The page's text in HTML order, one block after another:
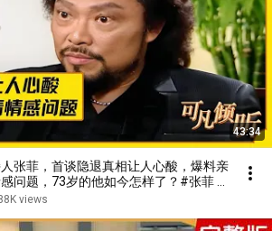
43:34
张菲，首谈隐退真相让人心酸，爆料亲
问题，73岁的他如今怎样了？#张菲 #
听 FULL
views